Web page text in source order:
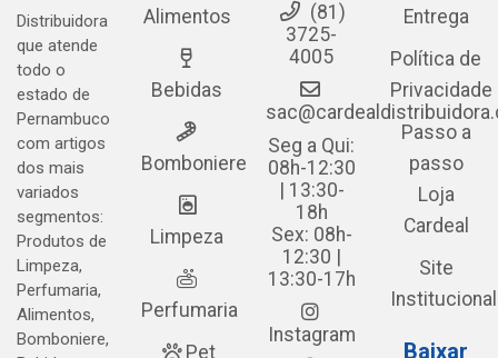
Distribuidora
que atende
todo o
estado de
Pernambuco
com artigos
dos mais
variados
segmentos:
Produtos de
Limpeza,
Perfumaria,
Alimentos,
Bomboniere,
Alimentos
Bebidas
Bomboniere
Limpeza
Perfumaria
Pet
(81)
3725-
4005
Seg a Qui:
08h-12:30
| 13:30-
18h
Sex: 08h-
12:30 |
13:30-17h
Instagram
Entrega
Política de
Privacidade
Passo a
passo
Loja
Cardeal
Site
Institucional
Baixar